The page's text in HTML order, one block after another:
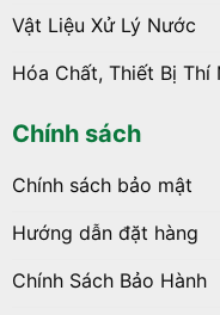
Vật Liệu Xử Lý Nước
Hóa Chất, Thiết Bị Thí
Chính sách
Chính sách bảo mật
Hướng dẫn đặt hàng
Chính Sách Bảo Hành